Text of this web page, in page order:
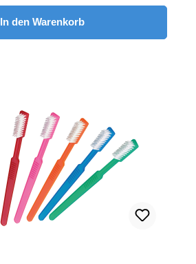
In den Warenkorb